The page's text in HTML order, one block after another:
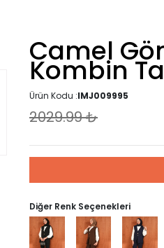
Camel
Kombin
Ürün Kodu :IMJ009995
2029.99₺
Diğer Renk Seçenekleri